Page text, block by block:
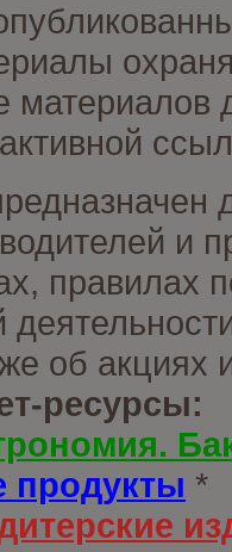
материалов
и
правилах
об
ресурсы:
продукты *